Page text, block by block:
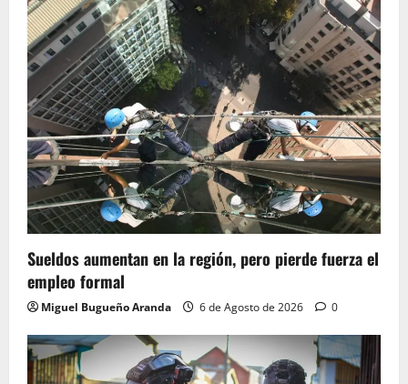
Sueldos aumentan en la región, pero pierde fuerza el
empleo formal
Miguel Bugueño Aranda 6 de Agosto de 2026 0